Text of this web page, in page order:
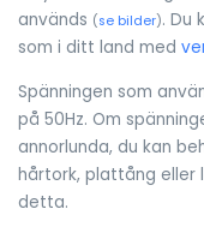
används (se bilder). Du
som i ditt land med
Spänningen som
på 50Hz. Om
annorlunda, du kan
hårtork, plattång eller
detta.